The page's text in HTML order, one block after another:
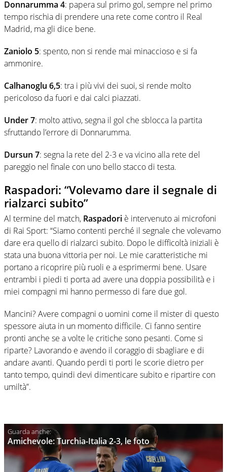
Donnarumma 4: papera sul primo gol, sempre nel primo
tempo rischia di prendere una rete come contro il Real
Madrid, ma gli dice bene.
Zaniolo 5: spento, non si rende mai minaccioso e si fa
ammonire.
Calhanoglu 6,5: tra i più vivi dei suoi, si rende molto
pericoloso da fuori e dai calci piazzati.
Under 7: molto attivo, segna il gol che sblocca la partita
sfruttando l’errore di Donnarumma.
Dursun 7: segna la rete del 2-3 e va vicino alla rete del
pareggio nel finale con uno bello stacco di testa.
Raspadori: “Volevamo dare il segnale di
rialzarci subito”
Al termine del match, Raspadori è intervenuto ai microfoni
di Rai Sport: “Siamo contenti perché il segnale che volevamo
dare era quello di rialzarci subito. Dopo le difficoltà iniziali è
stata una buona vittoria per noi. Le mie caratteristiche mi
portano a ricoprire più ruoli e a esprimermi bene. Usare
entrambi i piedi ti porta ad avere una doppia possibilità e i
miei compagni mi hanno permesso di fare due gol.
Mancini? Avere compagni o uomini come il mister di questo
spessore aiuta in un momento difficile. Ci fanno sentire
pronti anche se a volte le critiche sono pesanti. Come si
riparte? Lavorando e avendo il coraggio di sbagliare e di
andare avanti. Quando perdi ti porti le scorie dietro per
tanto tempo, quindi devi dimenticare subito e ripartire con
umiltà”.
Amichevole: Turchia-Italia 2-3, le foto